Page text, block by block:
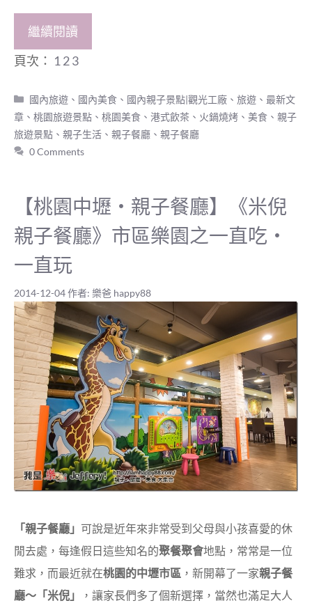
繼續閱讀
頁次： 1 23
分
類
國內旅遊 、 國內美食 、 國內親子景點|觀光工廠 、旅遊 、最新文
章 、 桃園旅遊景點 、 桃園美食 、 港式飲茶、火鍋燒烤 、 美食 、 親子
旅遊景點 、 親子生活 、 親子餐廳 、 親子餐廳
0 Comments
【桃園中壢‧親子餐廳】《米倪
親子餐廳》市區樂園之一直吃‧
一直玩
2014-12-04作者: 樂爸 happy88
「親子餐廳」 可說是近年來非常受到父母與小孩喜愛的休
閒去處，每逢假日這些知名的聚餐聚會地點，常常是一位
難求，而最近就在桃園的中壢市區 ，新開幕了一家親子餐
廳～「米倪」
，讓家長們多了個新選擇，當然也滿足大人